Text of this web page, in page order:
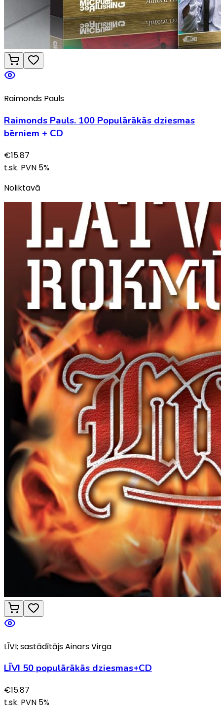
Raimonds Pauls
Raimonds Pauls. 100 Populārākās dziesmas
bērniem + CD
€15.87
t.sk. PVN 5%
Noliktavā
LĪVI; sastādītājs Ainars Virga
LĪVI 50 populārākās dziesmas+CD
€15.87
t.sk. PVN 5%